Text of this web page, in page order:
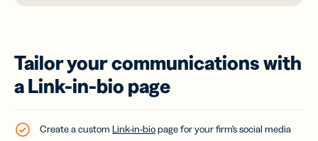
Tailor your communications with
a Link-in-bio page
Create a custom Link-in-biopage for your firm’s social media